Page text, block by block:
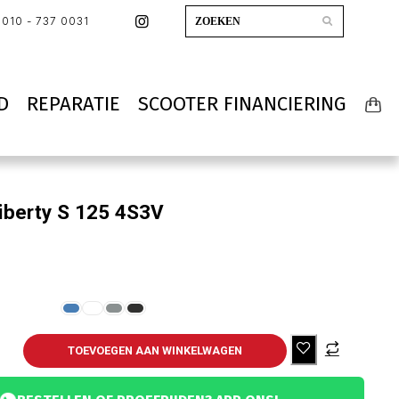
010 - 737 0031
REPARATIE SCOOTER FINANCIERING
S 125 4S3V
TOEVOEGEN AAN WINKELWAGEN